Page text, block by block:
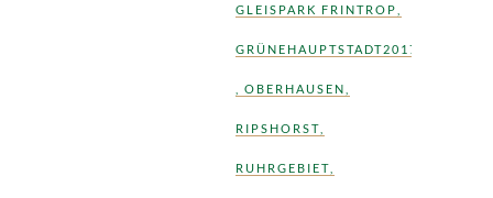
GLEISPARK FRINTROP
GRÜNEHAUPTSTADT2017
OBERHAUSEN
RIPSHORST
RUHRGEBIET